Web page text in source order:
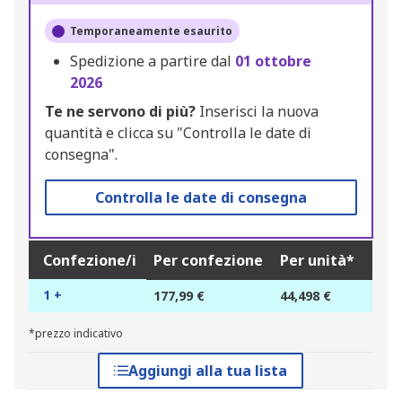
Temporaneamente esaurito
Spedizione a partire dal 01 ottobre
2026
Te ne servono di più? Inserisci la nuova
quantità e clicca su "Controlla le date di
consegna".
Controlla le date di consegna
Confezione/i Per confezione Per unità*
1 + 177,99 € 44,498 €
*prezzo indicativo
Aggiungi alla tua lista